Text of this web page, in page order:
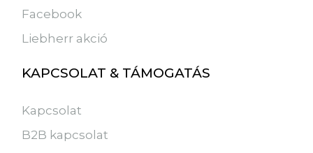
Facebook
Liebherr akció
KAPCSOLAT & TÁMOGATÁS
Kapcsolat
B2B kapcsolat